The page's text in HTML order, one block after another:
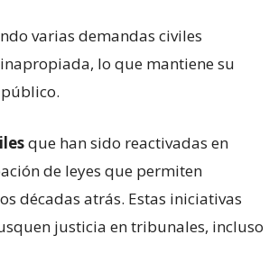
varias demandas civiles
lo que mantiene su
que han sido reactivadas en
de leyes que permiten
décadas atrás. Estas iniciativas
justicia en tribunales, incluso